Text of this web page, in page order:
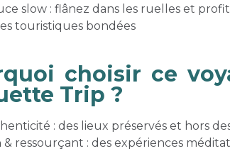
slow : flânez dans les ruelles et
touristiques bondées
choisir ce
Trip ?
: des lieux préservés et hors
& ressourçant : des expériences